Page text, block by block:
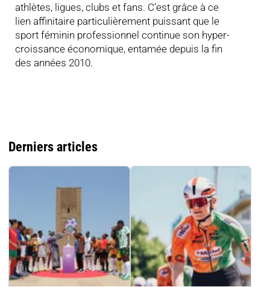
athlètes, ligues, clubs et fans. C’est grâce à ce
lien affinitaire particulièrement puissant que le
sport féminin professionnel continue son hyper-
croissance économique, entamée depuis la fin
des années 2010.
Derniers articles